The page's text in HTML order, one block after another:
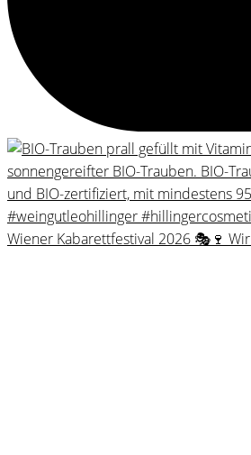
Wiener Kabarettfestival 2026 🎭🍷